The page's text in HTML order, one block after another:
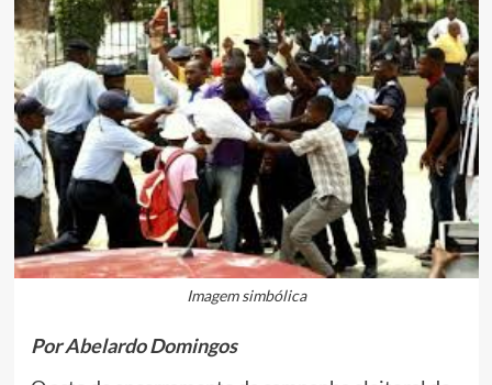
Imagem simbólica
Por Abelardo Domingos